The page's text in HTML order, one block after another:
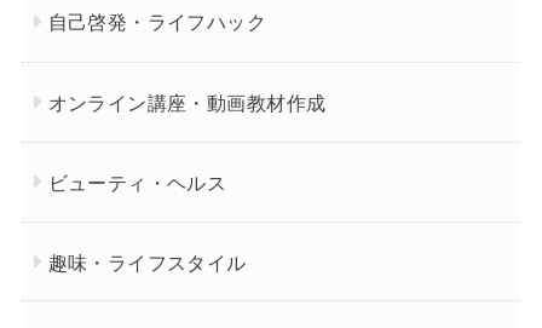
自己啓発・ライフハック
オンライン講座・動画教材作成
ビューティ・ヘルス
趣味・ライフスタイル